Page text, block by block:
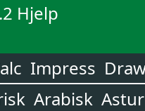
Hjelp
Impress
Arabisk